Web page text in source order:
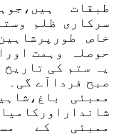
طبقات
سرکاری ظلم
خاص
حوصلہ وہمت
یہ ستم کی
صبح فرداآے گی۔
ممبئی
ممبئی کے